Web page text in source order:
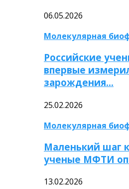
06.05.2026
Молекулярная
Российские
впервые
зарождения…
25.02.2026
Молекулярная
Маленький шаг
ученые МФТИ
13.02.2026